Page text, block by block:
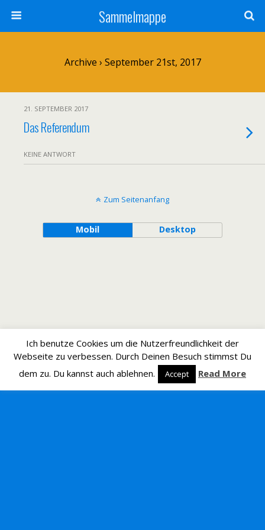
Sammelmappe
Archive › September 21st, 2017
21. SEPTEMBER 2017
Das Referendum
KEINE ANTWORT
Zum Seitenanfang
Mobil Desktop
Ich benutze Cookies um die Nutzerfreundlichkeit der
Webseite zu verbessen. Durch Deinen Besuch stimmst Du
dem zu. Du kannst auch ablehnen.
Accept Read More